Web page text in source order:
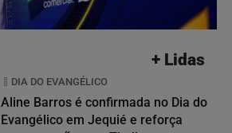
+ Lidas
DIA DO EVANGÉLICO
Aline Barros é confirmada no Dia do
Evangélico em Jequié e reforça